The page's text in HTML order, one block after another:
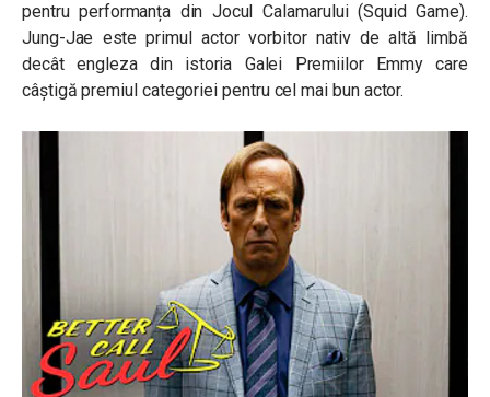
pentru performanța din Jocul Calamarului (Squid Game).
Jung-Jae este primul actor vorbitor nativ de altă limbă
decât engleza din istoria Galei Premiilor Emmy care
câștigă premiul categoriei pentru cel mai bun actor.